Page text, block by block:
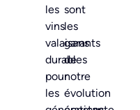
les
vins
valaisans
durables
pour
les
sont
les
garants
de
notre
évolution